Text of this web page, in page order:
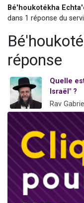
Bé'houkotékha
dans 1 réponse du
réponse
Quelle
Israël" ?
Rav